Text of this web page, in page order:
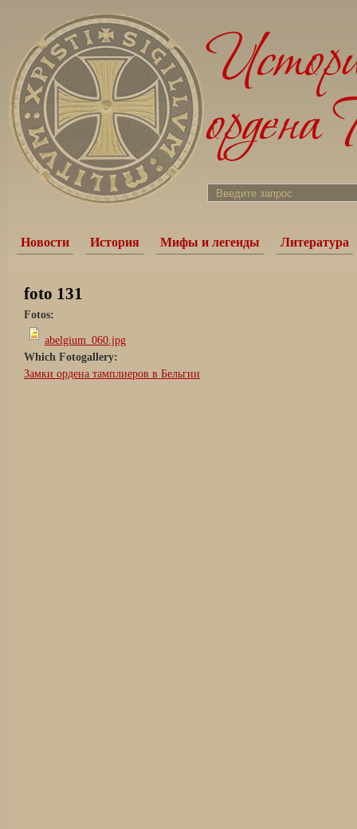
Новости История Мифы и легенды Литература
foto 131
Fotos:
abelgium_060.jpg
Which Fotogallery:
Замки ордена тамплиеров в Бельгии